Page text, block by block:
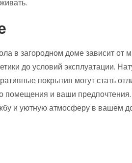
в загородном доме зависит от
до условий эксплуатации.
покрытия могут стать
помещения и ваши
и уютную атмосферу в вашем